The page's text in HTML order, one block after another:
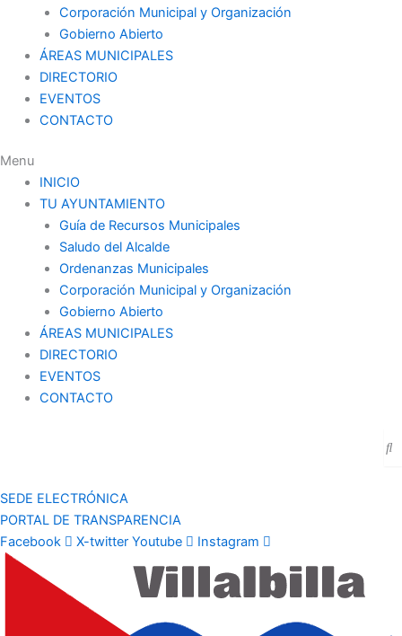
Corporación Municipal y Organización
Gobierno Abierto
ÁREAS MUNICIPALES
DIRECTORIO
EVENTOS
CONTACTO
Menu
INICIO
TU AYUNTAMIENTO
Guía de Recursos Municipales
Saludo del Alcalde
Ordenanzas Municipales
Corporación Municipal y Organización
Gobierno Abierto
ÁREAS MUNICIPALES
DIRECTORIO
EVENTOS
CONTACTO
SEDE ELECTRÓNICA
PORTAL DE TRANSPARENCIA
Facebook
X-twitter Youtube Instagram